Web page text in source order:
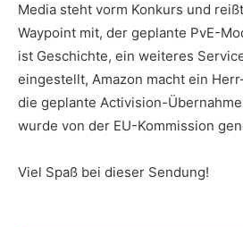
Media steht vorm Konkurs und
Waypoint mit, der geplante PvE-
ist Geschichte, ein weiteres
eingestellt, Amazon macht ein
die geplante Activision-
wurde von der EU-Kommission
Viel Spaß bei dieser Sendung!